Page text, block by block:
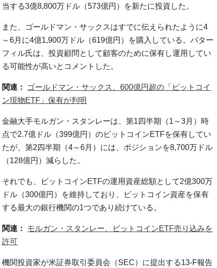
当する3億8,800万ドル（573億円）を新たに投資した。
また、ゴールドマン・サックスはすでに伝えられたように4
～6月に4億1,900万ドル（619億円）を購入している。バター
フィル氏は、投資顧問として顧客のために保有し運用してい
る可能性が高いとコメントした。
関連：
ゴールドマン・サックス、600億円超の「ビットコイ
ン現物ETF」保有が判明
金融大手モルガン・スタンレーは、第1四半期（1～3月）時
点で2.7億ドル（399億円）のビットコインETFを保有してい
たが、第2四半期（4～6月）には、ポジションを8,700万ドル
（128億円）減らした。
それでも、ビットコインETFの運用資産総額として2億300万
ドル（300億円）を維持しており、ビットコイン資産を保有
する最大の銀行機関の1つであり続けている。
関連：
モルガン・スタンレー、ビットコインETF売り込みを
許可
機関投資家が米証券取引委員会（SEC）に提出する13-F報告